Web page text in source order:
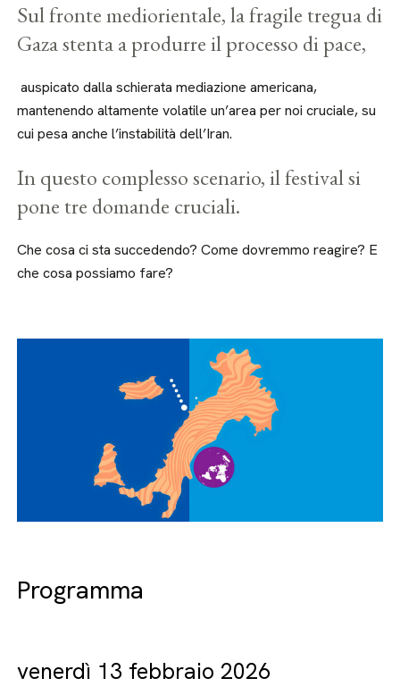
Sul fronte mediorientale, la fragile tregua di
Gaza stenta a produrre il processo di pace,
auspicato dalla schierata mediazione americana,
mantenendo altamente volatile un’area per noi cruciale, su
cui pesa anche l’instabilità dell’Iran.
In questo complesso scenario, il festival si
pone tre domande cruciali.
Che cosa ci sta succedendo? Come dovremmo reagire? E
che cosa possiamo fare?
Programma
venerdì 13 febbraio 2026